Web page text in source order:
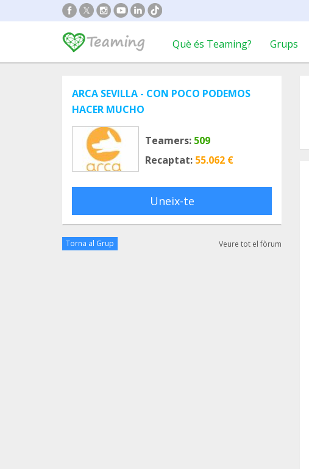
Què és Teaming? Grups
ARCA SEVILLA - CON POCO PODEMOS
HACER MUCHO
Teamers: 509
Recaptat: 55.062 €
Uneix-te
Torna al Grup Veure tot el fòrum